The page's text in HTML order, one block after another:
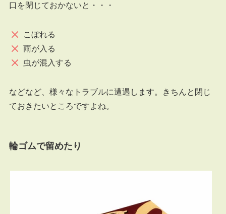
口を閉じておかないと・・・
こぼれる
雨が入る
虫が混入する
などなど、様々なトラブルに遭遇します。きちんと閉じ
ておきたいところですよね。
輪ゴムで留めたり